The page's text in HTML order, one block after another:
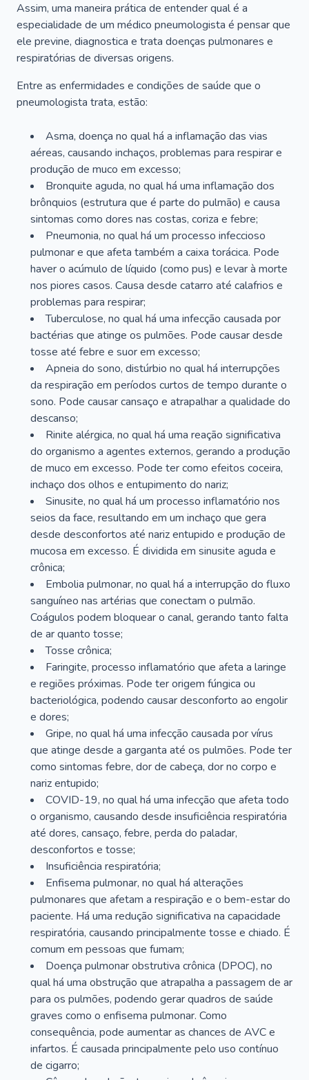
Assim, uma maneira prática de entender qual é a
especialidade de um médico pneumologista é pensar que
ele previne, diagnostica e trata doenças pulmonares e
respiratórias de diversas origens.
Entre as enfermidades e condições de saúde que o
pneumologista trata, estão:
Asma, doença no qual há a inflamação das vias
aéreas, causando inchaços, problemas para respirar e
produção de muco em excesso;
Bronquite aguda, no qual há uma inflamação dos
brônquios (estrutura que é parte do pulmão) e causa
sintomas como dores nas costas, coriza e febre;
Pneumonia, no qual há um processo infeccioso
pulmonar e que afeta também a caixa torácica. Pode
haver o acúmulo de líquido (como pus) e levar à morte
nos piores casos. Causa desde catarro até calafrios e
problemas para respirar;
Tuberculose, no qual há uma infecção causada por
bactérias que atinge os pulmões. Pode causar desde
tosse até febre e suor em excesso;
Apneia do sono, distúrbio no qual há interrupções
da respiração em períodos curtos de tempo durante o
sono. Pode causar cansaço e atrapalhar a qualidade do
descanso;
Rinite alérgica, no qual há uma reação significativa
do organismo a agentes externos, gerando a produção
de muco em excesso. Pode ter como efeitos coceira,
inchaço dos olhos e entupimento do nariz;
Sinusite, no qual há um processo inflamatório nos
seios da face, resultando em um inchaço que gera
desde desconfortos até nariz entupido e produção de
mucosa em excesso. É dividida em sinusite aguda e
crônica;
Embolia pulmonar, no qual há a interrupção do fluxo
sanguíneo nas artérias que conectam o pulmão.
Coágulos podem bloquear o canal, gerando tanto falta
de ar quanto tosse;
Tosse crônica;
Faringite, processo inflamatório que afeta a laringe
e regiões próximas. Pode ter origem fúngica ou
bacteriológica, podendo causar desconforto ao engolir
e dores;
Gripe, no qual há uma infecção causada por vírus
que atinge desde a garganta até os pulmões. Pode ter
como sintomas febre, dor de cabeça, dor no corpo e
nariz entupido;
COVID-19, no qual há uma infecção que afeta todo
o organismo, causando desde insuficiência respiratória
até dores, cansaço, febre, perda do paladar,
desconfortos e tosse;
Insuficiência respiratória;
Enfisema pulmonar, no qual há alterações
pulmonares que afetam a respiração e o bem-estar do
paciente. Há uma redução significativa na capacidade
respiratória, causando principalmente tosse e chiado. É
comum em pessoas que fumam;
Doença pulmonar obstrutiva crônica (DPOC), no
qual há uma obstrução que atrapalha a passagem de ar
para os pulmões, podendo gerar quadros de saúde
graves como o enfisema pulmonar. Como
consequência, pode aumentar as chances de AVC e
infartos. É causada principalmente pelo uso contínuo
de cigarro;